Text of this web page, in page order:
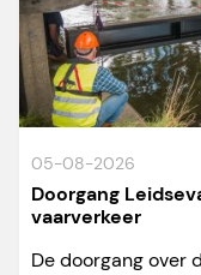
05-08-2026
Doorgang
vaarverkeer
De doorgang over